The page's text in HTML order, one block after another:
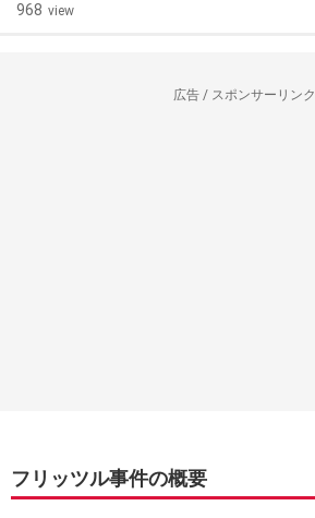
968 view
広告 / スポンサーリンク
フリッツル事件の概要